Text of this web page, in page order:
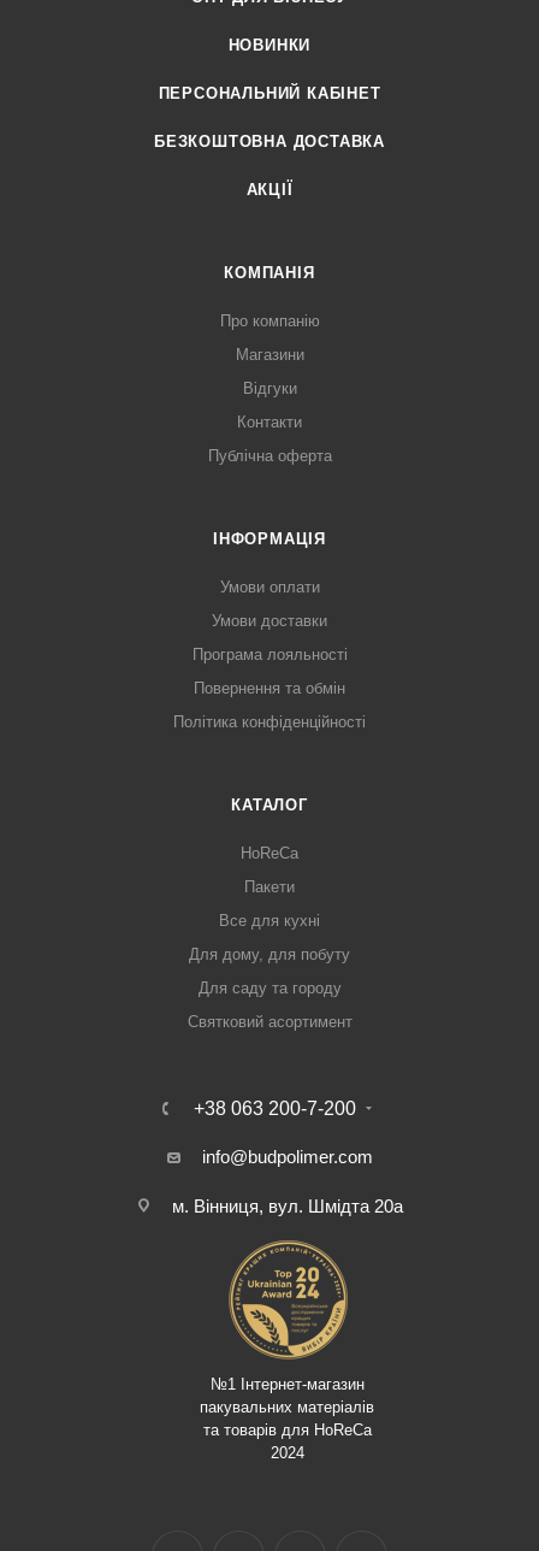
НОВИНКИ
ПЕРСОНАЛЬНИЙ КАБІНЕТ
БЕЗКОШТОВНА ДОСТАВКА
АКЦІЇ
КОМПАНІЯ
Про компанію
Магазини
Відгуки
Контакти
Публічна оферта
ІНФОРМАЦІЯ
Умови оплати
Умови доставки
Програма лояльності
Повернення та обмін
Політика конфіденційності
КАТАЛОГ
HoReCa
Пакети
Все для кухні
Для дому, для побуту
Для саду та городу
Святковий асортимент
+38 063 200-7-200
info@budpolimer.com
м. Вінниця, вул. Шмідта 20а
№1 Інтернет-магазин
пакувальних матеріалів
та товарів для HoReCa
2024